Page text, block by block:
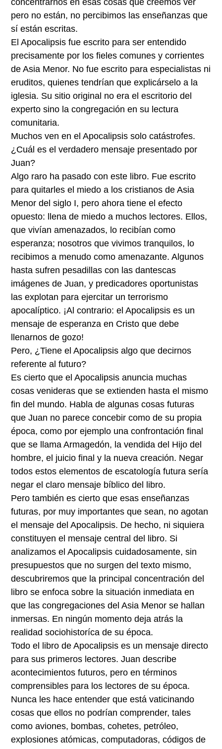
pero no están, no percibimos las enseñanzas que
sí están escritas.
El Apocalipsis fue escrito para ser entendido
precisamente por los fieles comunes y corrientes
de Asia Menor. No fue escrito para especialistas ni
eruditos, quienes tendrían que explicárselo a la
iglesia. Su sitio original no era el escritorio del
experto sino la congregación en su lectura
comunitaria.
Muchos ven en el Apocalipsis solo catástrofes.
¿Cuál es el verdadero mensaje presentado por
Juan?
Algo raro ha pasado con este libro. Fue escrito
para quitarles el miedo a los cristianos de Asia
Menor del siglo I, pero ahora tiene el efecto
opuesto: llena de miedo a muchos lectores. Ellos,
que vivían amenazados, lo recibían como
esperanza; nosotros que vivimos tranquilos, lo
recibimos a menudo como amenazante. Algunos
hasta sufren pesadillas con las dantescas
imágenes de Juan, y predicadores oportunistas
las explotan para ejercitar un terrorismo
apocalíptico. ¡Al contrario: el Apocalipsis es un
mensaje de esperanza en Cristo que debe
llenarnos de gozo!
Pero, ¿Tiene el Apocalipsis algo que decirnos
referente al futuro?
Es cierto que el Apocalipsis anuncia muchas
cosas venideras que se extienden hasta el mismo
fin del mundo. Habla de algunas cosas futuras
que Juan no parece concebir como de su propia
época, como por ejemplo una confrontación final
que se llama Armagedón, la vendida del Hijo del
hombre, el juicio final y la nueva creación. Negar
todos estos elementos de escatología futura sería
negar el claro mensaje bíblico del libro.
Pero también es cierto que esas enseñanzas
futuras, por muy importantes que sean, no agotan
el mensaje del Apocalipsis. De hecho, ni siquiera
constituyen el mensaje central del libro. Si
analizamos el Apocalipsis cuidadosamente, sin
presupuestos que no surgen del texto mismo,
descubriremos que la principal concentración del
libro se enfoca sobre la situación inmediata en
que las congregaciones del Asia Menor se hallan
inmersas. En ningún momento deja atrás la
realidad sociohistoríca de su época.
Todo el libro de Apocalipsis es un mensaje directo
para sus primeros lectores. Juan describe
acontecimientos futuros, pero en términos
comprensibles para los lectores de su época.
Nunca les hace entender que está vaticinando
cosas que ellos no podrían comprender, tales
como aviones, bombas, cohetes, petróleo,
explosiones atómicas, computadoras, códigos de